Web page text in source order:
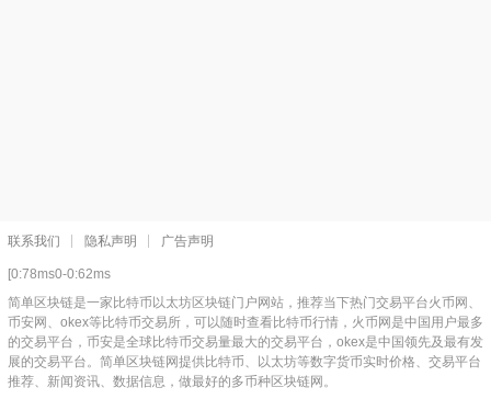
联系我们 隐私声明 广告声明
[0:78ms0-0:62ms
简单区块链是一家比特币以太坊区块链门户网站，推荐当下热门交易平台火币网、
币安网、okex等比特币交易所，可以随时查看比特币行情，火币网是中国用户最多
的交易平台，币安是全球比特币交易量最大的交易平台，okex是中国领先及最有发
展的交易平台。简单区块链网提供比特币、以太坊等数字货币实时价格、交易平台
推荐、新闻资讯、数据信息，做最好的多币种区块链网。